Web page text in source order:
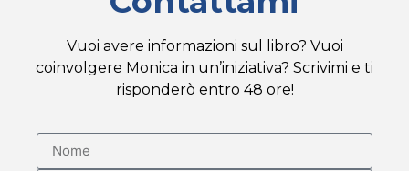
Vuoi avere informazioni sul libro? Vuoi
coinvolgere Monica in un’iniziativa? Scrivimi e ti
risponderò entro 48 ore!